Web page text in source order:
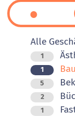
Alle
1
1
5
2
1